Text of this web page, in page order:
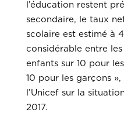
l’éducation restent
secondaire, le taux
scolaire est estimé à
considérable entre
enfants sur 10 pour
10 pour les garçons »,
l’Unicef sur la
2017.